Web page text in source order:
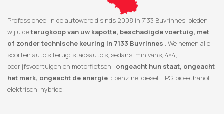
Professioneel in de autowereld sinds 2008 in 7133 Buvrinnes, bieden
wij u deterugkoop van uw kapotte, beschadigde voertuig, met
of zonder technische keuring in 7133 Buvrinnes . We nemen alle
soorten auto’s terug: stadsauto’s, sedans, minivans, 4×4,
bedrijfsvoertuigen en motorfietsen, ongeacht hun staat, ongeacht
het merk, ongeacht de energie : benzine, diesel, LPG, bio-ethanol,
elektrisch, hybride.